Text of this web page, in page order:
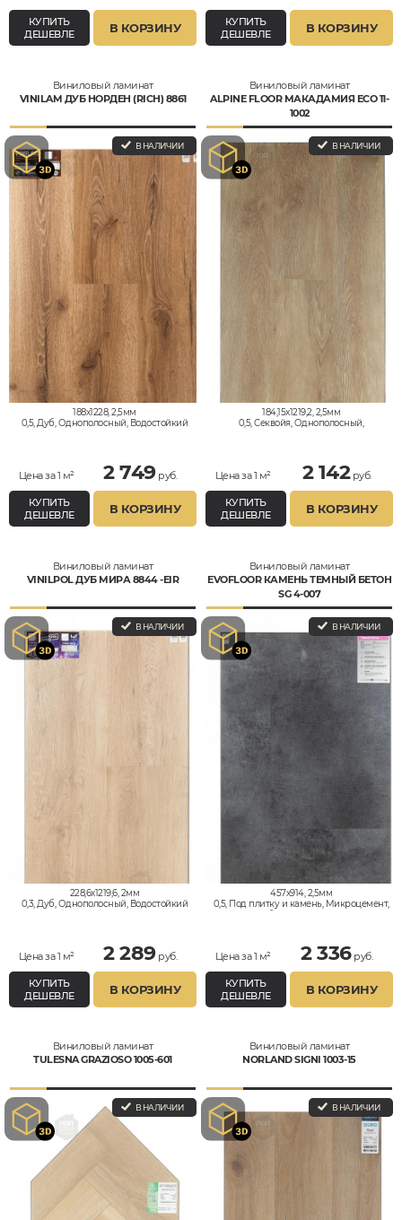
КУПИТЬ
ДЕШЕВЛЕ
В КОРЗИНУ
КУПИТЬ
ДЕШЕВЛЕ
В КОРЗИНУ
Виниловый ламинат
VINILAM ДУБ НОРДЕН (RICH) 8861
В НАЛИЧИИ
188x1228, 2,5мм
0,5, Дуб, Однополосный, Водостойкий
Цена за 1 м² 2 749руб.
КУПИТЬ
ДЕШЕВЛЕ
В КОРЗИНУ
Виниловый ламинат
ALPINE FLOOR МАКАДАМИЯ ECO 11-
1002
В НАЛИЧИИ
184,15x1219,2, 2,5мм
0,5, Секвойя, Однополосный,
Цена за 1 м² 2 142руб.
КУПИТЬ
ДЕШЕВЛЕ
В КОРЗИНУ
Виниловый ламинат
VINILPOL ДУБ МИРА 8844 -EIR
В НАЛИЧИИ
228,6x1219,6, 2мм
0,3, Дуб, Однополосный, Водостойкий
Цена за 1 м² 2 289руб.
КУПИТЬ
ДЕШЕВЛЕ
В КОРЗИНУ
Виниловый ламинат
EVOFLOOR КАМЕНЬ ТЕМНЫЙ БЕТОН
SG 4-007
В НАЛИЧИИ
457x914, 2,5мм
0,5, Под плитку и камень, Микроцемент,
Под бетон, Водостойкий
Цена за 1 м² 2 336руб.
КУПИТЬ
ДЕШЕВЛЕ
В КОРЗИНУ
Виниловый ламинат
TULESNA GRAZIOSO 1005-601
В НАЛИЧИИ
Виниловый ламинат
NORLAND SIGNI 1003-15
В НАЛИЧИИ